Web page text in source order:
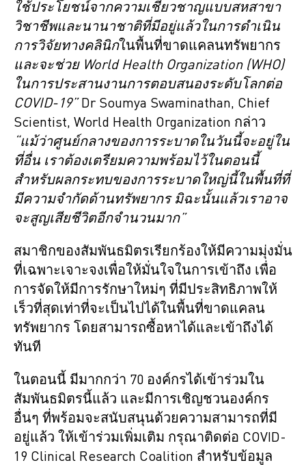
ใช้ประโยชน์จากความเชี่ยวชาญแบบสหสาขา
วิชาชีพและนานาชาติที่มีอยู่แล้วในการดำเนิน
การวิจัยทางคลินิกในพื้นที่ขาดแคลนทรัพยากร
และจะช่วย World Health Organization (WHO)
ในการประสานงานการตอบสนองระดับโลกต่อ
COVID-19”Dr Soumya Swaminathan, Chief
Scientist, World Health Organization กล่าว
“แม้ว่าศูนย์กลางของการระบาดในวันนี้จะอยู่ใน
ที่อื่น เราต้องเตรียมความพร้อมไว้ในตอนนี้
สำหรับผลกระทบของการระบาดใหญ่นี้ในพื้นที่ที่
มีความจำกัดด้านทรัพยากร มิฉะนั้นแล้วเราอาจ
จะสูญเสียชีวิตอีกจำนวนมาก”
สมาชิกของสัมพันธมิตรเรียกร้องให้มีความมุ่งมั่น
ที่เฉพาะเจาะจงเพื่อให้มั่นใจในการเข้าถึง เพื่อ
การจัดให้มีการรักษาใหม่ๆ ที่มีประสิทธิภาพให้
เร็วที่สุดเท่าที่จะเป็นไปได้ในพื้นที่ขาดแคลน
ทรัพยากร โดยสามารถซื้อหาได้และเข้าถึงได้
ทันที
ในตอนนี้ มีมากกว่า 70 องค์กรได้เข้าร่วมใน
สัมพันธมิตรนี้แล้ว และมีการเชิญชวนองค์กร
อื่นๆ ที่พร้อมจะสนับสนุนด้วยความสามารถที่มี
อยู่แล้ว ให้เข้าร่วมเพิ่มเติม กรุณาติดต่อ COVID-
19 Clinical Research Coalition สำหรับข้อมูล